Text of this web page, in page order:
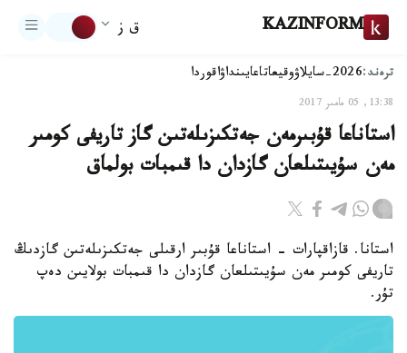
KAZINFORM ق ز
ترەند:2026-سايلاۋ وقيعاتاعايىنداۋاقوردا
13:38, 05 مامىر 2017
استاناعا قۇبىرمەن جەتكىزىلەتىن گاز تاريفى كومىر
مەن سۇيىتىلعان گازدان دا قىمبات بولماق
استانا. قازاقپارات - استاناعا قۇبىر ارقىلى جەتكىزىلەتىن گازدىڭ
تاريفى كومىر مەن سۇيىتىلعان گازدان دا قىمبات بولايىن دەپ
تۇر.